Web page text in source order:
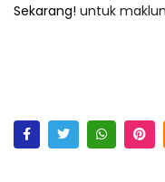
Sekarang! untuk